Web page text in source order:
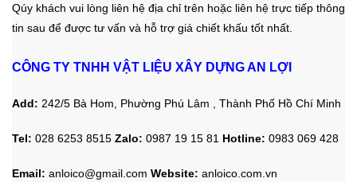
Qúy khách vui lòng liên hệ địa chỉ trên hoặc liên hệ trực tiếp thông
tin sau để được tư vấn và hỗ trợ giá chiết khấu tốt nhất.
CÔNG TY TNHH VẬT LIỆU XÂY DỰNG AN LỢI
Add: 242/5 Bà Hom, Phường Phú Lâm , Thành Phố Hồ Chí Minh
Tel: 028 6253 8515 Zalo: 0987 19 15 81 Hotline: 0983 069 428
Email: anloico@gmail.com Website: anloico.com.vn